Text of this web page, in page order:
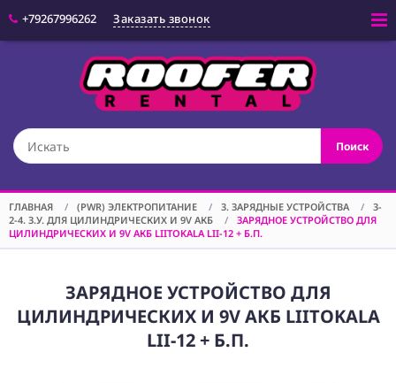
+79267996262 Заказать звонок
Поиск
(OPT) ОПТИКА
ОБОРУДОВАНИЕ
(LGT) СВЕТОВОЕ
ОБОРУДОВАНИЕ
СПЕЦЭФФЕКТЫ
(STD) СТОЙКИ
ГЛАВНАЯ / (PWR) ЭЛЕКТРОПИТАНИЕ / 3. ЗАРЯДНЫЕ УСТРОЙСТВА /
3-
2-4. З.У. ДЛЯ ЦИЛИНДРИЧЕСКИХ И 9V АКБ
/
ЗАРЯДНОЕ УСТРОЙСТВО ДЛЯ
ЦИЛИНДРИЧЕСКИХ И 9V АКБ LIITOKALA LII-12 + Б.П.
ЗАРЯДНОЕ УСТРОЙСТВО ДЛЯ
ЦИЛИНДРИЧЕСКИХ И 9V АКБ LIITOKALA
LII-12 + Б.П.